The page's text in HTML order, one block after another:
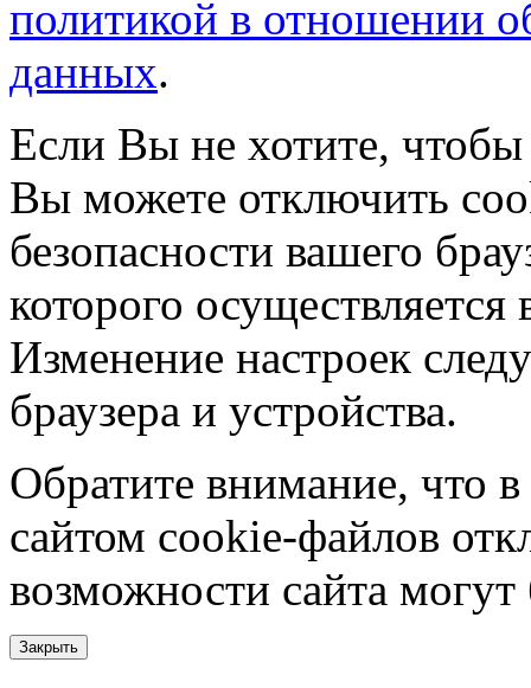
политикой в отношении
данных.
Если Вы не хотите,
Вы можете отключить
безопасности вашего
которого
Изменение настроек
браузера и устройства.
Обратите внимание, что в
сайтом cookie-файлов
возможности сайта
Закрыть